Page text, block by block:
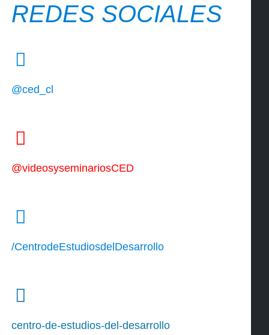
REDES SOCIALES
@ced_cl
@videosyseminariosCED
/CentrodeEstudiosdelDesarrollo
centro-de-estudios-del-desarrollo